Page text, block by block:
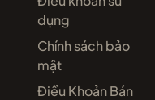
dụng
Chính sách bảo
mật
Điều Khoản Bán